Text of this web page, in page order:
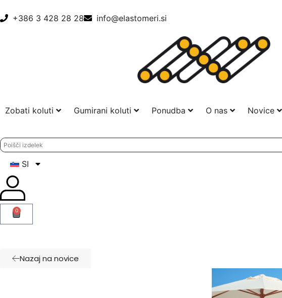
+386 3 428 28 28 info@elastomeri.si
Zobati koluti Gumirani koluti Ponudba O nas Novice
SI
0
Nazaj na novice